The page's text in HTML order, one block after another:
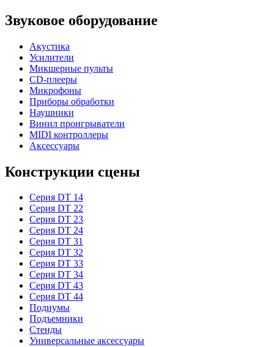
Звуковое оборудование
Акустика
Усилители
Микшерные пульты
CD-плееры
Микрофоны
Приборы обработки
Наушники
Винил проигрыватели
MIDI контроллеры
Аксессуары
Конструкции сцены
Серия DT 14
Серия DT 22
Серия DT 23
Серия DT 24
Серия DT 31
Серия DT 32
Серия DT 33
Серия DT 34
Серия DT 43
Серия DT 44
Подиумы
Подъемники
Стенды
Универсальные аксессуары